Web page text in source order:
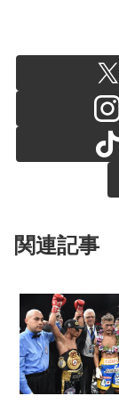
関連記事